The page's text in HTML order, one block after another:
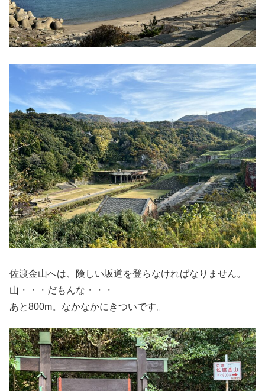
佐渡金山へは、険しい坂道を登らなければなりません。
山・・・だもんな・・・
あと800m。なかなかにきついです。